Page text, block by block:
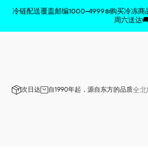
冷链配送覆盖邮编1000–4999❄️购买冷冻
周六送达
次日达 自1990年起，源自东方的品质全
商品已从购物车中删